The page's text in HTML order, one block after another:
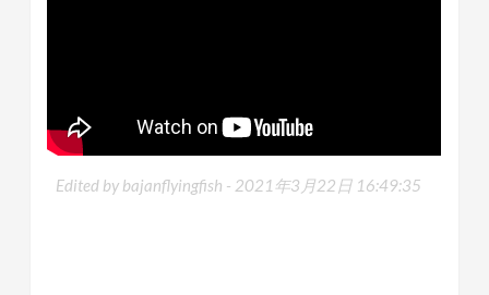
Edited by bajanflyingfish - 2021年3月22日 16:49:35